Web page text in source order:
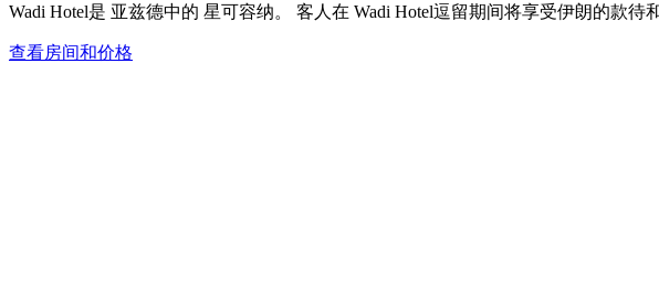
Wadi Hotel是 亚兹德中的 星可容纳。 客人在 Wadi Hotel逗留期间将享受伊朗的款
查看房间和价格